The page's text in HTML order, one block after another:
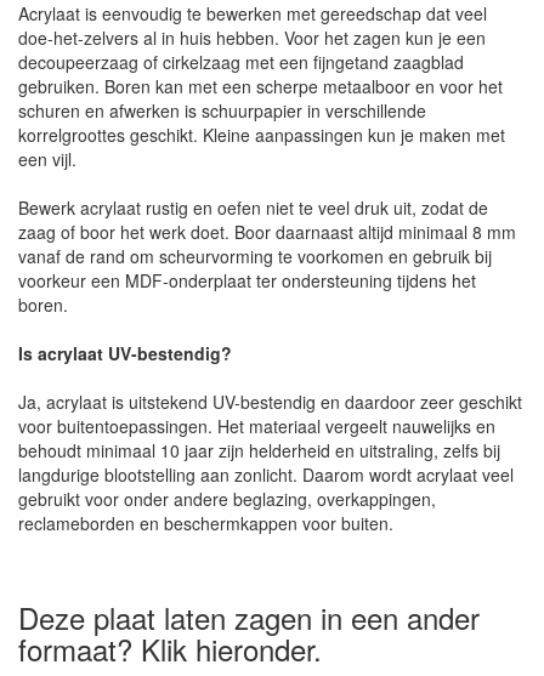
Acrylaat is eenvoudig te bewerken met gereedschap dat veel
doe-het-zelvers al in huis hebben. Voor het zagen kun je een
decoupeerzaag of cirkelzaag met een fijngetand zaagblad
gebruiken. Boren kan met een scherpe metaalboor en voor het
schuren en afwerken is schuurpapier in verschillende
korrelgroottes geschikt. Kleine aanpassingen kun je maken met
een vijl.
Bewerk acrylaat rustig en oefen niet te veel druk uit, zodat de
zaag of boor het werk doet. Boor daarnaast altijd minimaal 8 mm
vanaf de rand om scheurvorming te voorkomen en gebruik bij
voorkeur een MDF-onderplaat ter ondersteuning tijdens het
boren.
Is acrylaat UV-bestendig?
Ja, acrylaat is uitstekend UV-bestendig en daardoor zeer geschikt
voor buitentoepassingen. Het materiaal vergeelt nauwelijks en
behoudt minimaal 10 jaar zijn helderheid en uitstraling, zelfs bij
langdurige blootstelling aan zonlicht. Daarom wordt acrylaat veel
gebruikt voor onder andere beglazing, overkappingen,
reclameborden en beschermkappen voor buiten.
Deze plaat laten zagen in een ander
formaat? Klik hieronder.